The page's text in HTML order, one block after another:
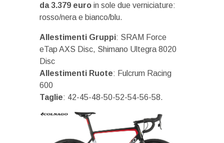
da 3.379 euro in sole due verniciature:
rosso/nera e bianco/blu.
Allestimenti Gruppi: SRAM Force
eTap AXS Disc, Shimano Ultegra 8020
Disc
Allestimenti Ruote: Fulcrum Racing
600
Taglie: 42-45-48-50-52-54-56-58.